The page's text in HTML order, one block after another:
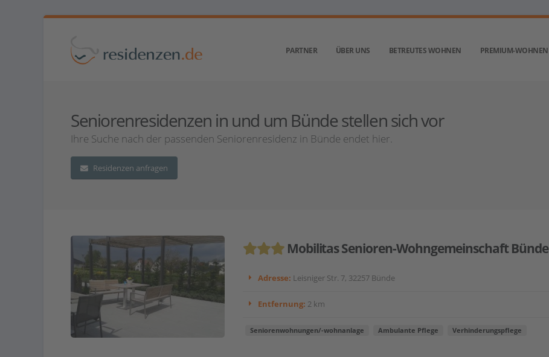
PARTNER ÜBER UNS BETREUTES WOHNEN PREMIUM-WOHNEN
Seniorenresidenzen in und um Bünde stellen sich vor
Ihre Suche nach der passenden Seniorenresidenz in Bünde endet hier.
Residenzen anfragen
Mobilitas Senioren-Wohngemeinschaft Bünde
Adresse: Leisniger Str. 7, 32257 Bünde
Entfernung: 2 km
Seniorenwohnungen/-wohnanlage Ambulante Pflege Verhinderungspflege